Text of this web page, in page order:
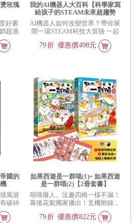
玫瑰
好書
超過
我的AI機器人大百科【科學家寫
給孩子的STEAM未來超趨勢
(1)】：卡內基美隆大學教授帶你
認識機器人如何改變世界，從醫
療、救災到戰場，從深海、太空
到最新研究
AI機器人如何改變世界？帶你展
開一場STEAM科技大冒險 一起
上天、鑽地、下海出任務！★隨
書附「AI機器人探索任務」學習
79折 優惠價498元
國的
風玻
破碎
常有
如果西遊是一群喵(1)+ 如果西遊
是一群喵(2)【2冊套書】
萌喵擬人、逗趣四格一樣不漏！
幕後花絮獨家播出！玄機附錄，
徹底解密！深挖西遊記中的寶藏
細節！
79折 優惠價822元